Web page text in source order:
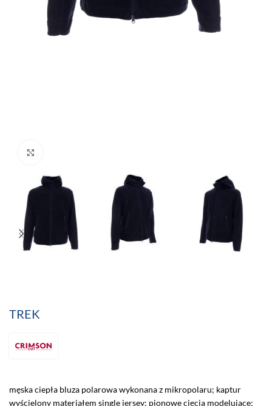
TREK
męska ciepła bluza polarowa wykonana z mikropolaru; kaptur
wyścielony materiałem single jersey; pionowe cięcia modelujące;